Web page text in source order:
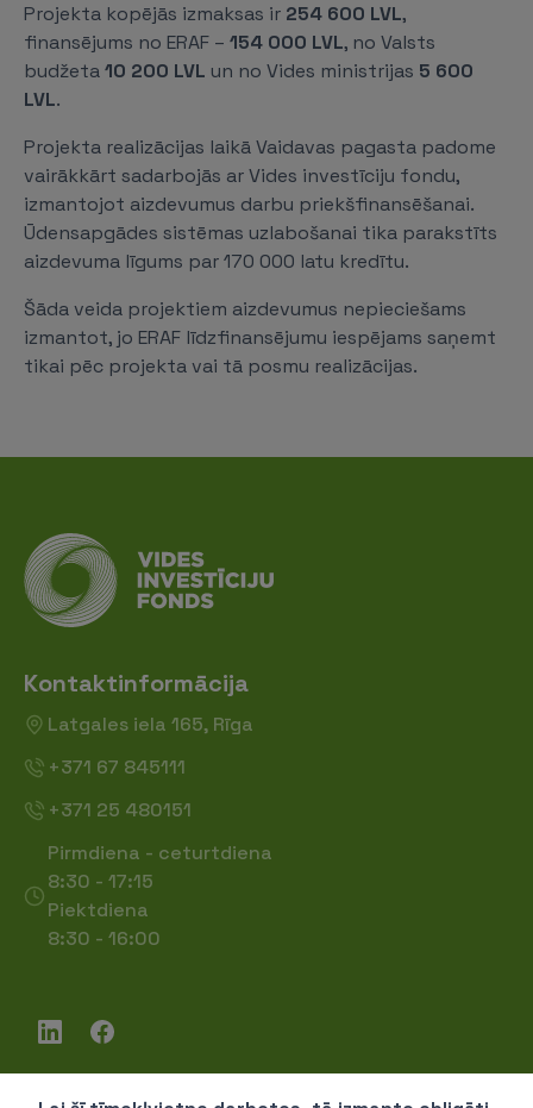
Projekta kopējās izmaksas ir 254 600 LVL,
finansējums no ERAF – 154 000 LVL, no Valsts
budžeta10 200 LVL un no Vides ministrijas 5 600
LVL.
Projekta realizācijas laikā Vaidavas pagasta padome
vairākkārt sadarbojās ar Vides investīciju fondu,
izmantojot aizdevumus darbu priekšfinansēšanai.
Ūdensapgādes sistēmas uzlabošanai tika parakstīts
aizdevuma līgums par 170 000 latu kredītu.
Šāda veida projektiem aizdevumus nepieciešams
izmantot, jo ERAF līdzfinansējumu iespējams saņemt
tikai pēc projekta vai tā posmu realizācijas.
Kontaktinformācija
Latgales iela 165, Rīga
+371 67 845111
+371 25 480151
Pirmdiena - ceturtdiena
8:30 - 17:15
Piektdiena
8:30 - 16:00